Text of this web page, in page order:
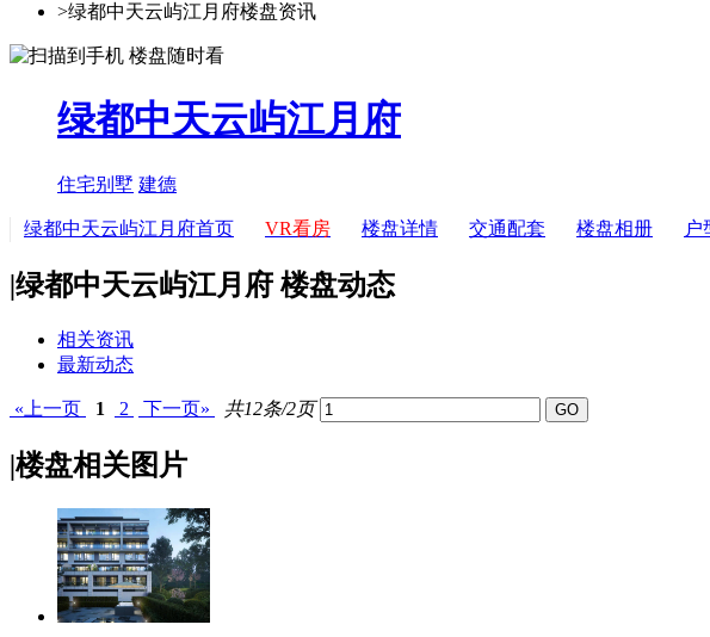
>绿都中天云屿江月府楼盘资讯
绿都中天云屿江月府
住宅别墅 建德
绿都中天云屿江月府首页 VR看房 楼盘详情 交通配套 楼盘相册 户
|绿都中天云屿江月府 楼盘动态
相关资讯
最新动态
«上一页 1 2 下一页» 共12条/2页
|楼盘相关图片